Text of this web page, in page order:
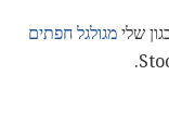
שלי מגולגל חפתים